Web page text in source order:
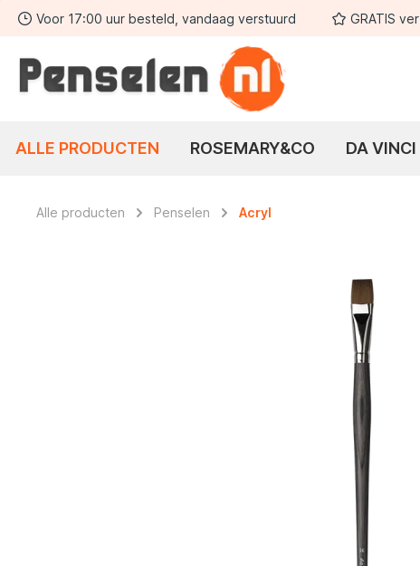
Ga naar de hoofdnavigatie
Voor 17:00 uur besteld, vandaag verstuurd GRATIS
ALLE PRODUCTEN ROSEMARY&CO DA VINCI
Alle producten Penselen Acryl